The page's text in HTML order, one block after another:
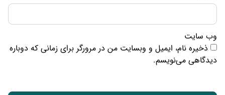
وب‌ سایت
ذخیره نام، ایمیل و وبسایت من در مرورگر برای زمانی که دوباره
دیدگاهی می‌نویسم.